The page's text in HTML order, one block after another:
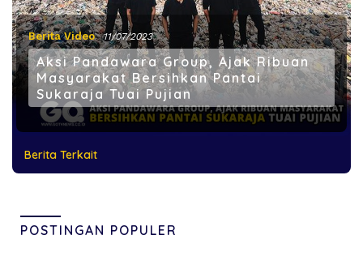
Berita Video 11/07/2023
Aksi Pandawara Group, Ajak Ribuan
Masyarakat Bersihkan Pantai
Sukaraja Tuai Pujian
Berita Terkait
POSTINGAN POPULER